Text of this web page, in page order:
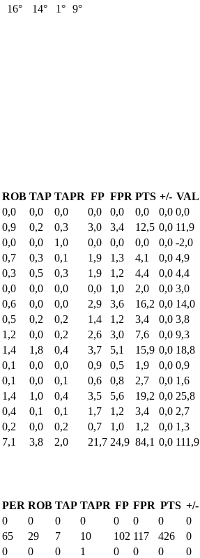
16° 14° 1° 9°
ROB TAP TAPR FP FPR PTS +/- VAL
0,0 0,0 0,0 0,0 0,0 0,0 0,0 0,0
0,9 0,2 0,3 3,0 3,4 12,5 0,0 11,9
0,0 0,0 1,0 0,0 0,0 0,0 0,0 -2,0
0,7 0,3 0,1 1,9 1,3 4,1 0,0 4,9
0,3 0,5 0,3 1,9 1,2 4,4 0,0 4,4
0,0 0,0 0,0 0,0 1,0 2,0 0,0 3,0
0,6 0,0 0,0 2,9 3,6 16,2 0,0 14,0
0,5 0,2 0,2 1,4 1,2 3,4 0,0 3,8
1,2 0,0 0,2 2,6 3,0 7,6 0,0 9,3
1,4 1,8 0,4 3,7 5,1 15,9 0,0 18,8
0,1 0,0 0,0 0,9 0,5 1,9 0,0 0,9
0,1 0,0 0,1 0,6 0,8 2,7 0,0 1,6
1,4 1,0 0,4 3,5 5,6 19,2 0,0 25,8
0,4 0,1 0,1 1,7 1,2 3,4 0,0 2,7
0,2 0,0 0,2 0,7 1,0 1,2 0,0 1,3
7,1 3,8 2,0 21,7 24,9 84,1 0,0 111,9
PER ROB TAP TAPR FP FPR PTS +/-
0 0 0 0 0 0 0 0
65 29 7 10 102 117 426 0
0 0 0 1 0 0 0 0